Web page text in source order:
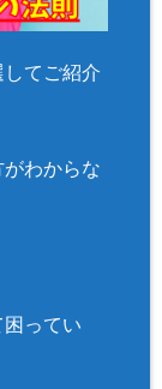
てご紹介
がわからな
困ってい